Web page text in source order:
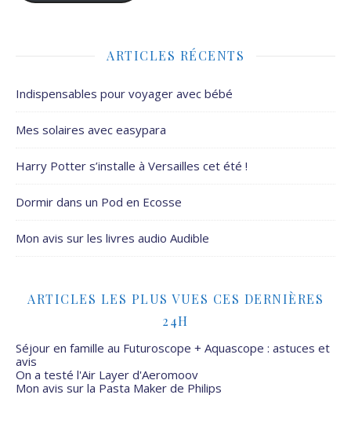
ARTICLES RÉCENTS
Indispensables pour voyager avec bébé
Mes solaires avec easypara
Harry Potter s’installe à Versailles cet été !
Dormir dans un Pod en Ecosse
Mon avis sur les livres audio Audible
ARTICLES LES PLUS VUES CES DERNIÈRES
24H
Séjour en famille au Futuroscope + Aquascope : astuces et
avis
On a testé l'Air Layer d'Aeromoov
Mon avis sur la Pasta Maker de Philips